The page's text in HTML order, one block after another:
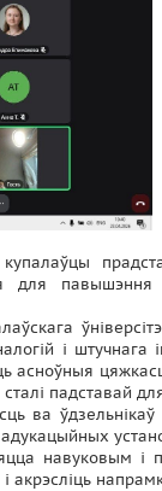
для павышэння
і
падставай
ва
навуковым і
акрэсліць